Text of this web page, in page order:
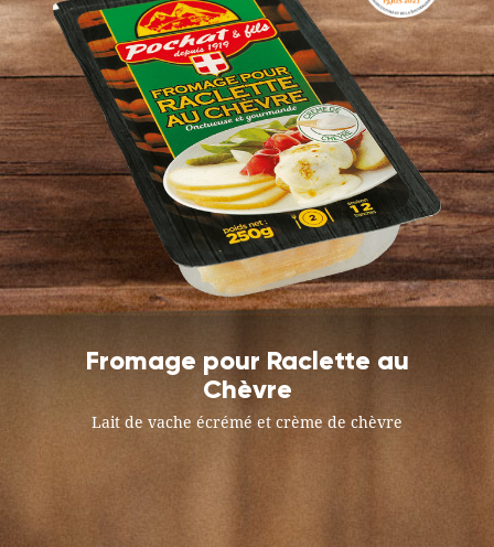
Fromage pour Raclette au
Chèvre
Lait de vache écrémé et crème de chèvre